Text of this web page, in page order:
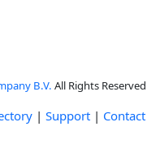
B.V. All Rights Reserved
| Support | Contact